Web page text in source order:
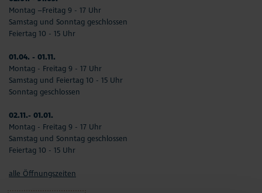
Montag –Freitag 9 - 17 Uhr
Samstag und Sonntag geschlossen
Feiertag 10 - 15 Uhr
01.04. - 01.11.
Montag - Freitag 9 - 17 Uhr
Samstag und Feiertag 10 - 15 Uhr
Sonntag geschlossen
02.11.- 01.01.
Montag - Freitag 9 - 17 Uhr
Samstag und Sonntag geschlossen
Feiertag 10 - 15 Uhr
alle Öffnungszeiten